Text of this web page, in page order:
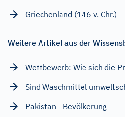
Griechenland (146 v. Chr.)
Weitere Artikel aus der
Wettbewerb: Wie sich die
Sind Waschmittel
Pakistan - Bevölkerung